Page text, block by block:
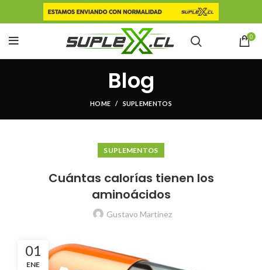
0
Blog
HOME SUPLEMENTOS
SUPLEMENTOS
Cuántas calorías tienen los
aminoácidos
Gustavo Martínez
01
ENE